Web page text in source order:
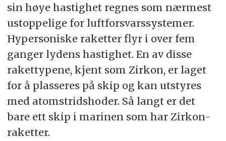
sin høye hastighet regnes som nærmest
ustoppelige for luftforsvarssystemer.
Hypersoniske raketter flyr i over fem
ganger lydens hastighet. En av disse
rakettypene, kjent som Zirkon, er laget
for å plasseres på skip og kan utstyres
med atomstridshoder. Så langt er det
bare ett skip i marinen som har Zirkon-
raketter.